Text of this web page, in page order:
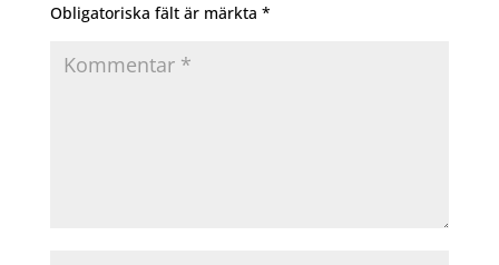
Obligatoriska fält är märkta *